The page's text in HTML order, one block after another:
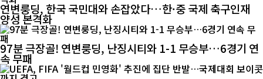
연변룽딩, 한국 국민대와 손잡았다…한·중 국제 축구인재
양성 본격화
97분 극장골! 연변룽딩, 난징시티와 1-1 무승부…6경기 연
속 무패